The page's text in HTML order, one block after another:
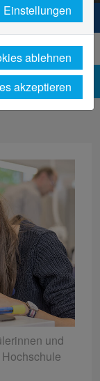
Dein Weg.
und
Einstellungen
ablehnen
akzeptieren